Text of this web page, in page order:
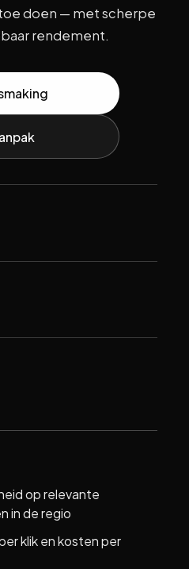
doen — met scherpe
rendement.
op relevante
in de regio
klik en kosten per